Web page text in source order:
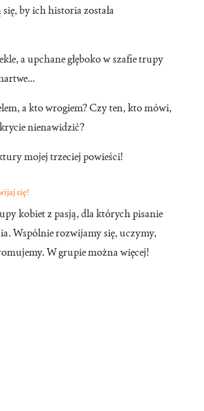
by ich historia została
a upchane głęboko w szafie trupy
a kto wrogiem? Czy ten, kto mówi,
nienawidzić?
mojej trzeciej powieści!
się!
kobiet z pasją, dla których pisanie
Wspólnie rozwijamy się, uczymy,
W grupie można więcej!